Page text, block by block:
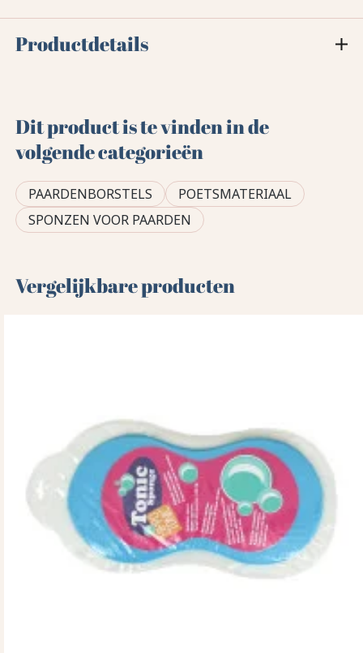
Productdetails
Dit product is te vinden in de
volgende categorieën
PAARDENBORSTELS
POETSMATERIAAL
SPONZEN VOOR PAARDEN
Vergelijkbare producten